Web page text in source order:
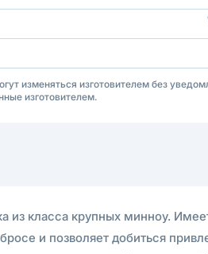
изменяться изготовителем без
изготовителем.
из класса крупных минноу.
и позволяет добиться